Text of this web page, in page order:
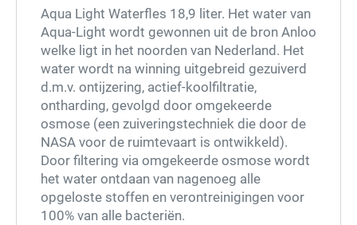
Aqua Light Waterfles 18,9 liter. Het water van
Aqua-Light wordt gewonnen uit de bron Anloo
welke ligt in het noorden van Nederland. Het
water wordt na winning uitgebreid gezuiverd
d.m.v. ontijzering, actief-koolfiltratie,
ontharding, gevolgd door omgekeerde
osmose (een zuiveringstechniek die door de
NASA voor de ruimtevaart is ontwikkeld).
Door filtering via omgekeerde osmose wordt
het water ontdaan van nagenoeg alle
opgeloste stoffen en verontreinigingen voor
100% van alle bacteriën.